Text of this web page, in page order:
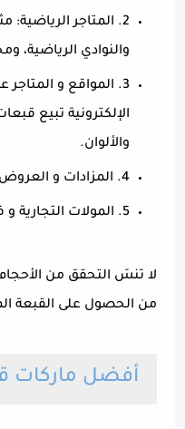
2. المتاجر
والنوادي الرياضية،
3. المواقع و المتاجر
الإلكترونية تبيع
والألوان.
4. المزادات و العروض عبر النت
5. المولات التجارية و فروع البرندات المعروفة العالمية
لا تنسَ التحقق من
من الحصول على القبعة
أفضل ماركات